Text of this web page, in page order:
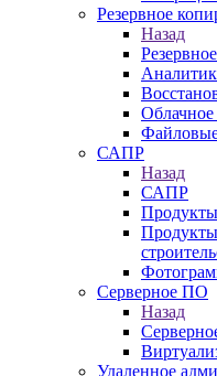
Резервное
Назад
САПР
Назад
САПР
Серверное ПО
Назад
Удаленное